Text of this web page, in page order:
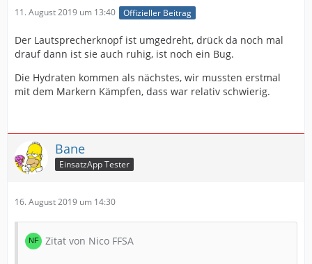
11. August 2019 um 13:40 Offizieller Beitrag
Der Lautsprecherknopf ist umgedreht, drück da noch mal
drauf dann ist sie auch ruhig, ist noch ein Bug.
Die Hydraten kommen als nächstes, wir mussten erstmal
mit dem Markern Kämpfen, dass war relativ schwierig.
Bane
EinsatzApp Tester
16. August 2019 um 14:30
Zitat von Nico FFSA